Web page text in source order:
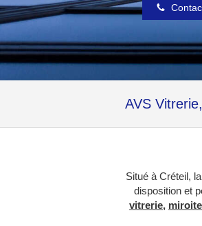
AVS
Situé à Créteil, la
disposition et
vitrerie,